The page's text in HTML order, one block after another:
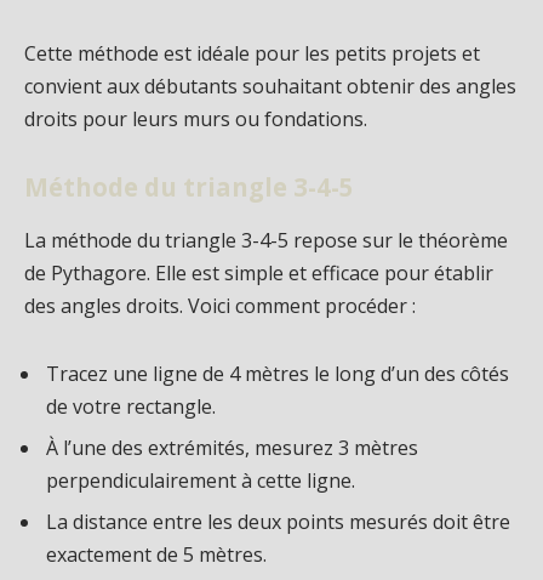
Cette méthode est idéale pour les petits projets et
convient aux débutants souhaitant obtenir des angles
droits pour leurs murs ou fondations.
Méthode du triangle 3-4-5
La méthode du triangle 3-4-5 repose sur le théorème
de Pythagore. Elle est simple et efficace pour établir
des angles droits. Voici comment procéder :
Tracez une ligne de 4 mètres le long d’un des côtés
de votre rectangle.
À l’une des extrémités, mesurez 3 mètres
perpendiculairement à cette ligne.
La distance entre les deux points mesurés doit être
exactement de 5 mètres.